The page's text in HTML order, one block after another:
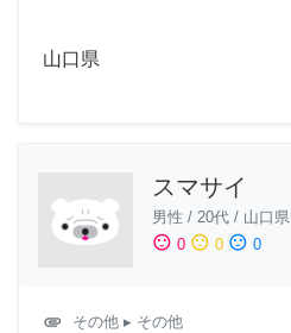
山口県
スマサイ
男性 / 20代 / 山口県
sentiment_satisfied 0 sentiment_neutral 0 sentiment_dissatisfied 0
attachment その他 ▸ その他